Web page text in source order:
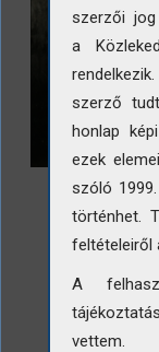
szerzői jog
a
szerző
honlap
ezek
szóló
történhet.
feltételeiről
A
vettem.